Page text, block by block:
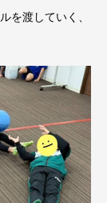
を渡していく、